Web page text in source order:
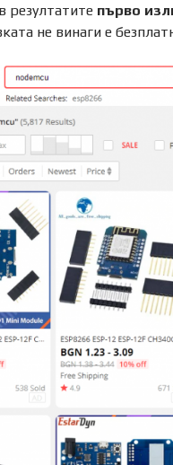
резултатите първо
не винаги е